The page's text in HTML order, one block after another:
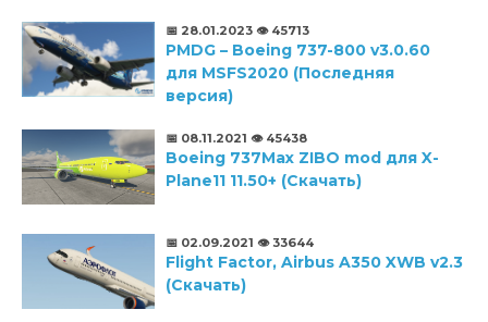
📅 28.01.2023 👁️ 45713
PMDG – Boeing 737-800 v3.0.60
для MSFS2020 (Последняя
версия)
📅 08.11.2021 👁️ 45438
Boeing 737Max ZIBO mod для X-
Plane11 11.50+ (Скачать)
📅 02.09.2021 👁️ 33644
Flight Factor, Airbus A350 XWB v2.3
(Скачать)